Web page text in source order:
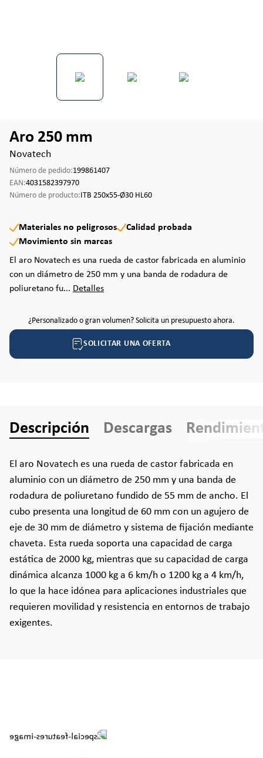
Aro 250 mm
Novatech
Número de pedido:199861407
EAN:4031582397970
Número de producto:ITB 250x55-Ø30 HL60
Materiales no peligrosos
Calidad probada
Movimiento sin marcas
El aro Novatech es una rueda de castor fabricada en aluminio
con un diámetro de 250 mm y una banda de rodadura de
poliuretano fu... Detalles
¿Personalizado o gran volumen? Solicita un presupuesto ahora.
SOLICITAR UNA OFERTA
Descripción Descargas
El aro Novatech es una rueda de castor fabricada en
aluminio con un diámetro de 250 mm y una banda de
rodadura de poliuretano fundido de 55 mm de ancho. El
cubo presenta una longitud de 60 mm con un agujero de
eje de 30 mm de diámetro y sistema de fijación mediante
chaveta. Esta rueda soporta una capacidad de carga
estática de 2000 kg, mientras que su capacidad de carga
dinámica alcanza 1000 kg a 6 km/h o 1200 kg a 4 km/h,
lo que la hace idónea para aplicaciones industriales que
requieren movilidad y resistencia en entornos de trabajo
exigentes.